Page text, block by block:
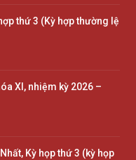
thứ 3 (Kỳ hợp thường lệ
XI, nhiệm kỳ 2026 –
Kỳ họp thứ 3 (kỳ họp